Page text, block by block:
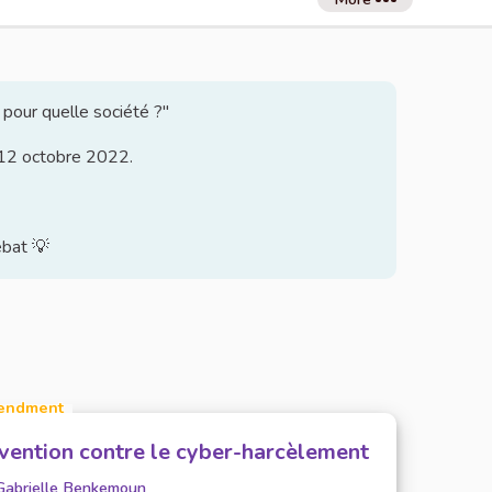
quelle société ?"
octobre 2022.
💡
contre le cyber-harcèlement